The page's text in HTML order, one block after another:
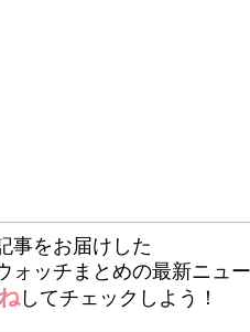
事をお届けした
ォッチまとめの最新ニュー
してチェックしよう！